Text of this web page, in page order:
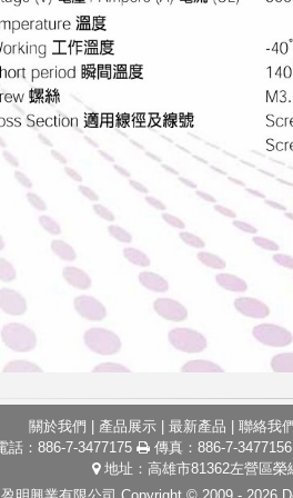
關於我們 | 產品展示 | 最新產品 | 聯絡我
話：886-7-3477175
傳真：886-7-3477156
地址：高雄市81362左營區榮